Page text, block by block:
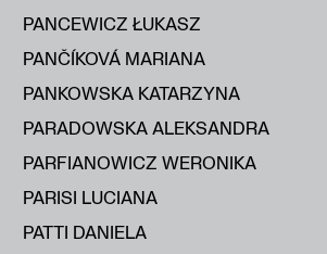
PANCEWICZ ŁUKASZ
PANČÍKOVÁ MARIANA
PANKOWSKA KATARZYNA
PARADOWSKA ALEKSANDRA
PARFIANOWICZ WERONIKA
PARISI LUCIANA
PATTI DANIELA